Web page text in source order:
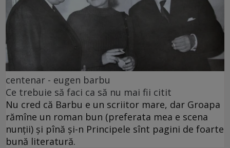
centenar - eugen barbu
Ce trebuie să faci ca să nu mai fii citit
Nu cred că Barbu e un scriitor mare, dar Groapa
rămîne un roman bun (preferata mea e scena
nunții) și pînă și-n Principele sînt pagini de foarte
bună literatură.